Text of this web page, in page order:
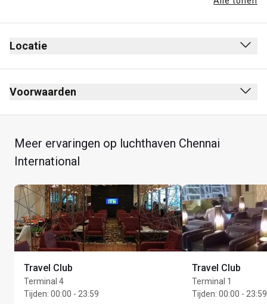
Locatie
Voorwaarden
Max. verblijfsduur: 2 uur
Meer ervaringen op luchthaven Chennai
International
Travel Club
Terminal 4
Tijden: 00:00 - 23:59
Travel Club
Terminal 1
Tijden: 00:00 - 23:59